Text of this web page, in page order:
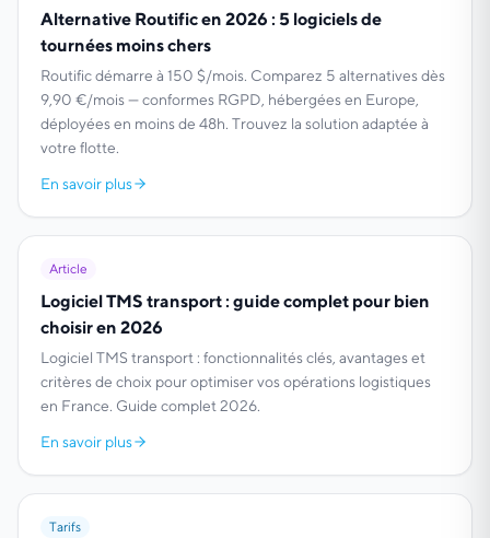
Alternative Routific en 2026 : 5 logiciels de
tournées moins chers
Routific démarre à 150 $/mois. Comparez 5 alternatives dès
9,90 €/mois — conformes RGPD, hébergées en Europe,
déployées en moins de 48h. Trouvez la solution adaptée à
votre flotte.
En savoir plus
Article
Logiciel TMS transport : guide complet pour bien
choisir en 2026
Logiciel TMS transport : fonctionnalités clés, avantages et
critères de choix pour optimiser vos opérations logistiques
en France. Guide complet 2026.
En savoir plus
Tarifs